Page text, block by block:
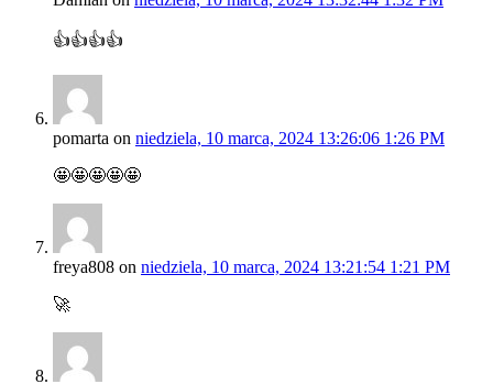
👍👍👍👍
pomarta on niedziela, 10 marca, 2024 13:26:06 1:26 PM
🤩🤩🤩🤩🤩
freya808 on niedziela, 10 marca, 2024 13:21:54 1:21 PM
🚀